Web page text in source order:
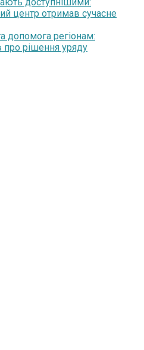
доступнішими:
центр отримав сучасне
допомога регіонам:
про рішення уряду